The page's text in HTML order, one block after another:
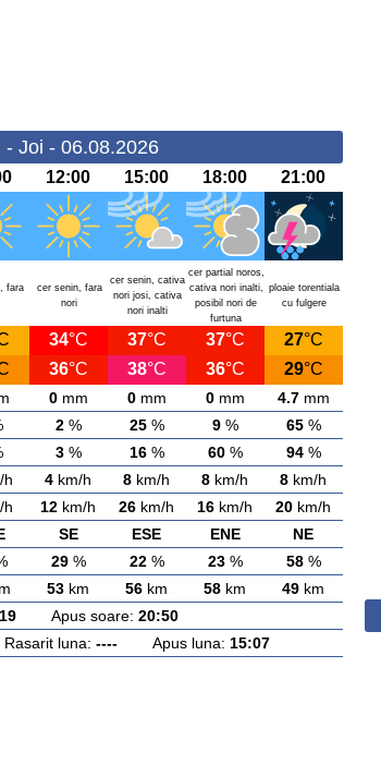
Joi - 06.08.2026
12:00 15:00 18:00 21:00
fara
cer senin, fara
nori
cer senin, cativa
nori josi, cativa
nori inalti
cer partial noros,
cativa nori inalti,
posibil nori de
furtuna
ploaie torentiala
cu fulgere
34°C 37°C 37°C 27°C
36°C 38°C 36°C 29°C
0mm 0mm 0mm 4.7mm
2% 25% 9% 65%
3% 16% 60% 94%
h 4 km/h 8 km/h 8 km/h 8 km/h
h 12 km/h 26 km/h 16 km/h 20 km/h
SE ESE ENE NE
29% 22% 23% 58%
53 km 56 km 58 km 49 km
Apus soare: 20:50
luna: ----Apus luna: 15:07